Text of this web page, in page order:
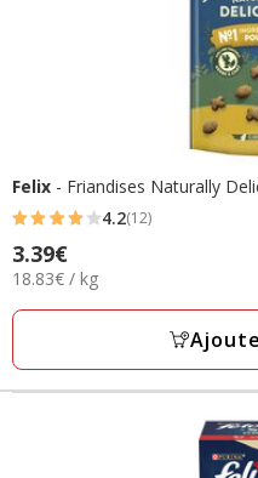
Felix - Friandises Naturally
4.2
étoiles
avec
12
4.2(12)
Prix
3.39€
3.39€
18.83€
Kg
18.83€ / kg